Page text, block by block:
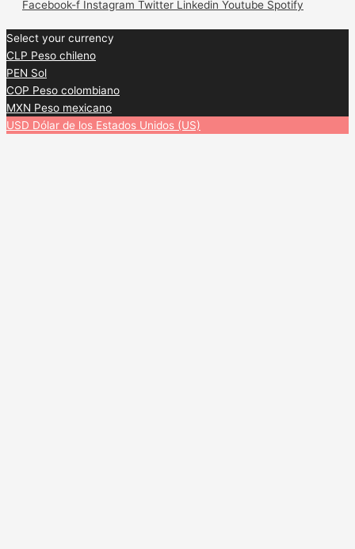
Facebook-f Instagram Twitter Linkedin Youtube Spotify
Select your currency
CLP Peso chileno
PEN Sol
COP Peso colombiano
MXN Peso mexicano
USD Dólar de los Estados Unidos (US)